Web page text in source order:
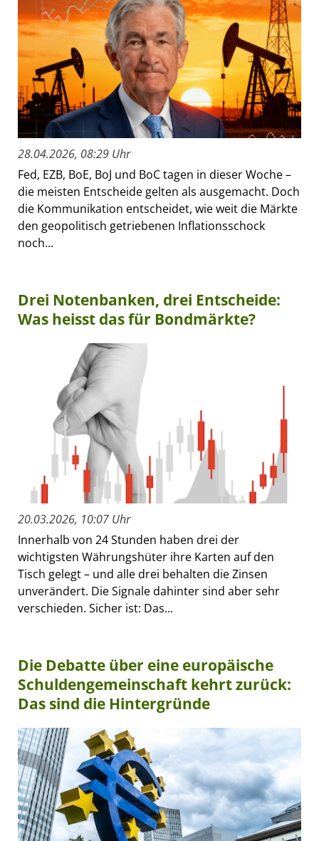
28.04.2026, 08:29 Uhr
Fed, EZB, BoE, BoJ und BoC tagen in dieser Woche –
die meisten Entscheide gelten als ausgemacht. Doch
die Kommunikation entscheidet, wie weit die Märkte
den geopolitisch getriebenen Inflationsschock
noch...
Drei Notenbanken, drei Entscheide:
Was heisst das für Bondmärkte?
20.03.2026, 10:07 Uhr
Innerhalb von 24 Stunden haben drei der
wichtigsten Währungshüter ihre Karten auf den
Tisch gelegt – und alle drei behalten die Zinsen
unverändert. Die Signale dahinter sind aber sehr
verschieden. Sicher ist: Das...
Die Debatte über eine europäische
Schuldengemeinschaft kehrt zurück:
Das sind die Hintergründe